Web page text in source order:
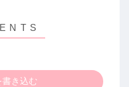
書き込む